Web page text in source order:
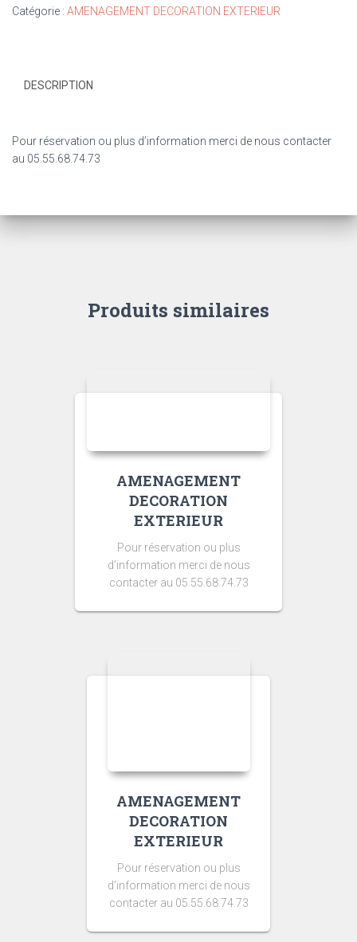
Catégorie : AMENAGEMENT DECORATION EXTERIEUR
DESCRIPTION
Pour réservation ou plus d’information merci de nous contacter
au 05.55.68.74.73
Produits similaires
AMENAGEMENT
DECORATION
EXTERIEUR
Pour réservation ou plus
d’information merci de nous
contacter au 05.55.68.74.73
AMENAGEMENT
DECORATION
EXTERIEUR
Pour réservation ou plus
d’information merci de nous
contacter au 05.55.68.74.73